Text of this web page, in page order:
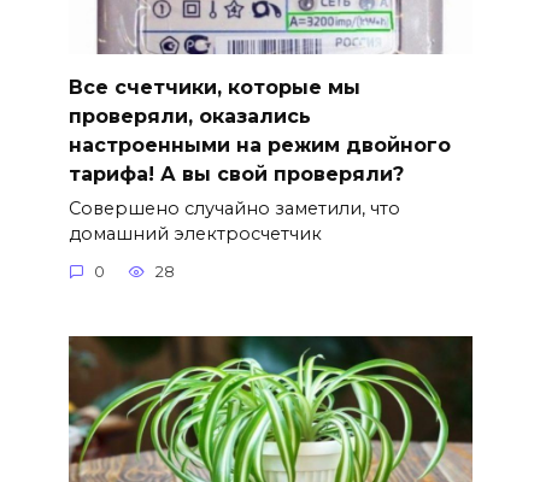
Все счетчики, которые мы
проверяли, оказались
настроенными на режим двойного
тарифа! А вы свой проверяли?
Совершено случайно заметили, что
домашний электросчетчик
0 28